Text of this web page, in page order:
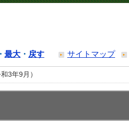
・ 最大 ・ 戻す サイトマップ
3年9月）